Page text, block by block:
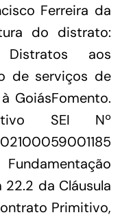
Ferreira da
do distrato:
Distratos aos
de serviços de
GoiásFomento.
SEI Nº
da Cláusula
Primitivo,